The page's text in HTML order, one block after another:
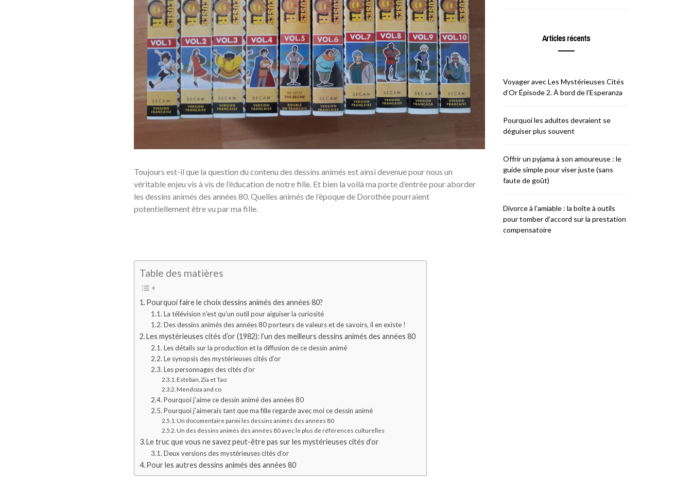
Toujours est-il que la question du contenu des dessins animés est ainsi devenue pour nous un
véritable enjeu vis à vis de l’éducation de notre fille. Et bien la voilà ma porte d’entrée pour aborder
les dessins animés des années 80. Quelles animés de l’époque de Dorothée pourraient
potentiellement être vu par ma fille.
Table des matières
Pourquoi faire le choix dessins animés des années 80?
La télévision n’est qu’un outil pour aiguiser la curiosité
Des dessins animés des années 80 porteurs de valeurs et de savoirs, il en existe !
Les mystérieuses cités d’or (1982): l’un des meilleurs dessins animés des années 80
Les détails sur la production et la diffusion de ce dessin animé
Le synopsis des mystérieuses cités d’or
Les personnages des cités d’or
Esteban, Zia et Tao
Mendoza and co
Pourquoi j’aime ce dessin animé des années 80
Pourquoi j’aimerais tant que ma fille regarde avec moi ce dessin animé
Un documentaire parmi les dessins animés des années 80
Un des dessins animés des années 80 avec le plus de références culturelles
Le truc que vous ne savez peut-être pas sur les mystérieuses cités d’or
Deux versions des mystérieuses cités d’or
Pour les autres dessins animés des années 80
Articles récents
Voyager avec Les Mystérieuses Cités
d’Or Épisode 2. À bord de l’Esperanza
Pourquoi les adultes devraient se
déguiser plus souvent
Offrir un pyjama à son amoureuse : le
guide simple pour viser juste (sans
faute de goût)
Divorce à l’amiable : la boîte à outils
pour tomber d’accord sur la prestation
compensatoire